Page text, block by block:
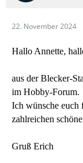
22. November 2024
Hallo Annette,
aus der Blecker-
im Hobby-Forum.
Ich wünsche euch
zahlreichen
Gruß Erich